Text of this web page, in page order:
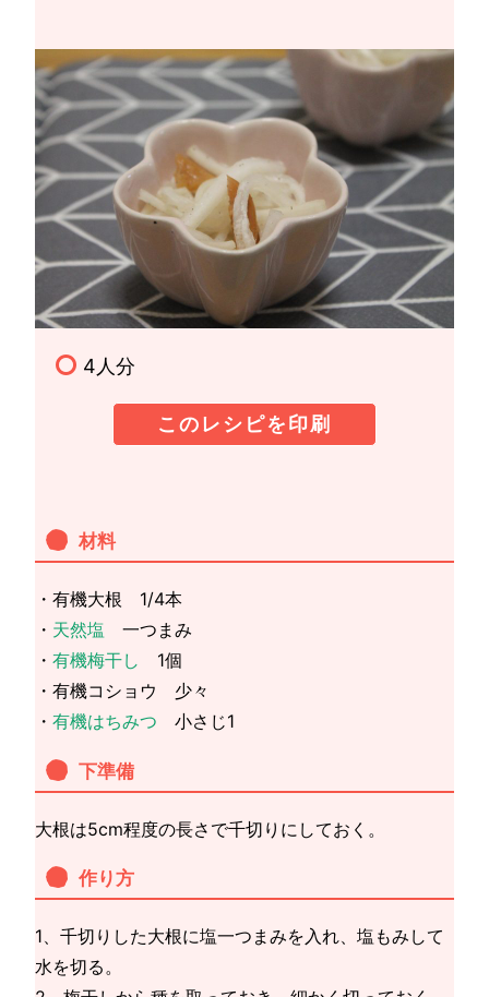
4人分
このレシピを印刷
材料
・有機大根 1/4本
・ 天然塩 一つまみ
・有機梅干し
1個
・有機コショウ 少々
・有機はちみつ 小さじ1
下準備
大根は5cm程度の長さで千切りにしておく。
作り方
1、千切りした大根に塩一つまみを入れ、塩もみして
水を切る。